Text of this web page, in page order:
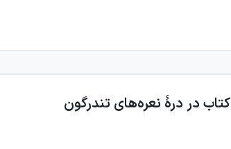
کتاب در درهٔ نعره‌های تندرگون